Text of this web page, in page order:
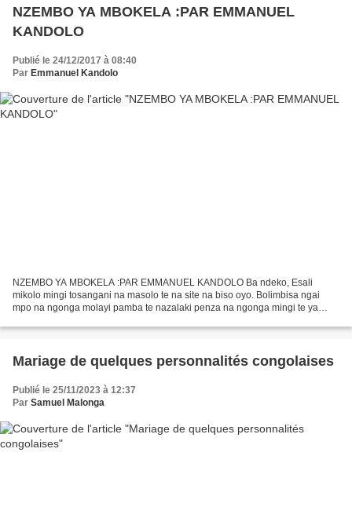
NZEMBO YA MBOKELA :PAR EMMANUEL
KANDOLO
Publié le 24/12/2017 à 08:40
Par Emmanuel Kandolo
NZEMBO YA MBOKELA :PAR EMMANUEL KANDOLO Ba ndeko, Esali
mikolo mingi tosangani na masolo te na site na biso oyo. Bolimbisa ngai
mpo na ngonga molayi pamba te nazalaki penza na ngonga mingi te ya
Mariage de quelques personnalités congolaises
Publié le 25/11/2023 à 12:37
Par Samuel Malonga